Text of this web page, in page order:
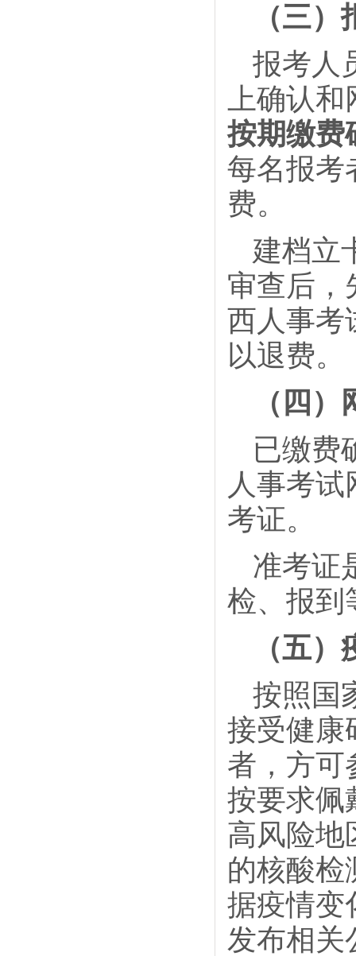
（三
报考人
上确认
按期缴费
每名报考
费。
建档立
审查后，
西人事考
以退费。
（四
已缴费
人事考试
考证。
准考证
检、报到
（五
按照国
接受健康
者，方可
按要求佩
高风险地
的核酸检
据疫情变
发布相关